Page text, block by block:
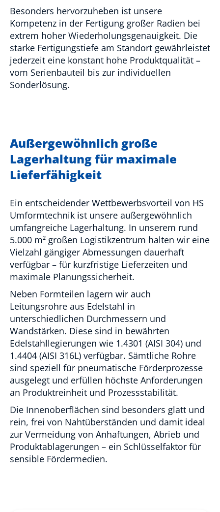
Besonders hervorzuheben ist unsere
Kompetenz in der Fertigung großer Radien bei
extrem hoher Wiederholungsgenauigkeit. Die
starke Fertigungstiefe am Standort gewährleistet
jederzeit eine konstant hohe Produktqualität –
vom Serienbauteil bis zur individuellen
Sonderlösung.
Außergewöhnlich große
Lagerhaltung für maximale
Lieferfähigkeit
Ein entscheidender Wettbewerbsvorteil von HS
Umformtechnik ist unsere außergewöhnlich
umfangreiche Lagerhaltung. In unserem rund
5.000 m² großen Logistikzentrum halten wir eine
Vielzahl gängiger Abmessungen dauerhaft
verfügbar – für kurzfristige Lieferzeiten und
maximale Planungssicherheit.
Neben Formteilen lagern wir auch
Leitungsrohre aus Edelstahl in
unterschiedlichen Durchmessern und
Wandstärken. Diese sind in bewährten
Edelstahllegierungen wie 1.4301 (AISI 304) und
1.4404 (AISI 316L) verfügbar. Sämtliche Rohre
sind speziell für pneumatische Förderprozesse
ausgelegt und erfüllen höchste Anforderungen
an Produktreinheit und Prozessstabilität.
Die Innenoberflächen sind besonders glatt und
rein, frei von Nahtüberständen und damit ideal
zur Vermeidung von Anhaftungen, Abrieb und
Produktablagerungen – ein Schlüsselfaktor für
sensible Fördermedien.